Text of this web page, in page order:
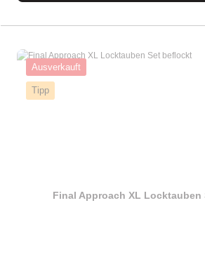
Ausverkauft
Tipp
Final Approach XL